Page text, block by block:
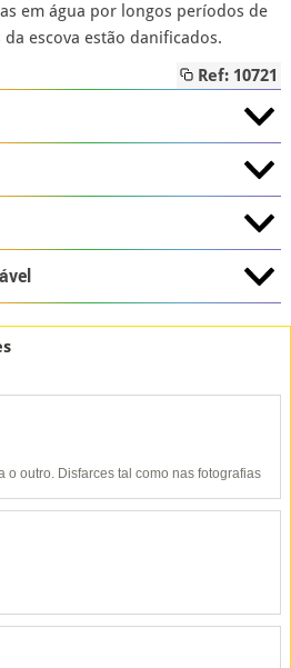
em água por longos períodos de
escova estão danificados.
Ref: 10721
o outro. Disfarces tal como nas fotografias